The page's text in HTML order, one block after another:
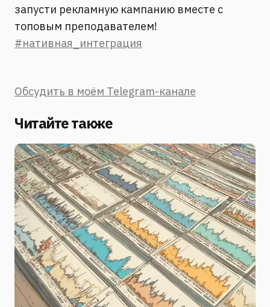
запусти рекламную кампанию вместе с
топовым преподавателем!
#нативная_интеграция
Обсудить в моём Telegram-канале
Читайте также